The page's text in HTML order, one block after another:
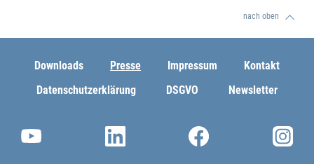
nach oben
Downloads Presse Impressum
Kontakt
Datenschutzerklärung
DSGVO Newsletter